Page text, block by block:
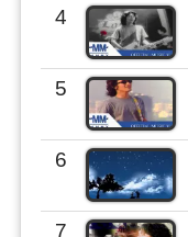
4
5
6
7